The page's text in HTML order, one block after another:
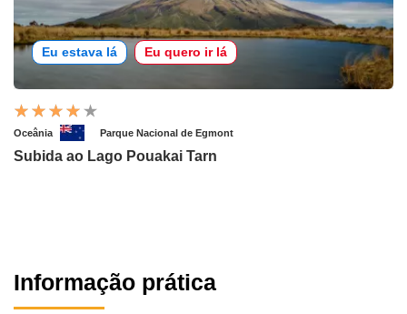
Eu estava lá Eu quero ir lá
Oceânia Parque Nacional de Egmont
Subida ao Lago Pouakai Tarn
Informação prática